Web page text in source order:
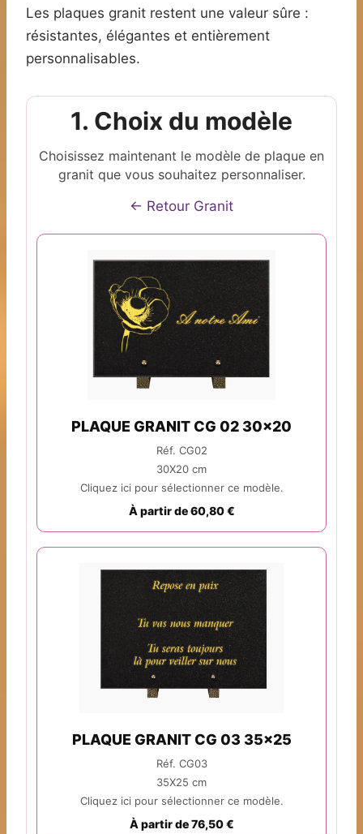
Les plaques granit restent une valeur sûre :
résistantes, élégantes et entièrement
personnalisables.
1. Choix du modèle
Choisissez maintenant le modèle de plaque en
granit que vous souhaitez personnaliser.
← Retour Granit
PLAQUE GRANIT CG 02 30x20
Réf. CG02
30X20 cm
Cliquez ici pour sélectionner ce modèle.
À partir de 60,80 €
PLAQUE GRANIT CG 03 35x25
Réf. CG03
35X25 cm
Cliquez ici pour sélectionner ce modèle.
À partir de 76,50 €